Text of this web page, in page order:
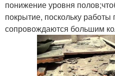
понижение уровня
покрытие, поскольку
сопровождаются большим